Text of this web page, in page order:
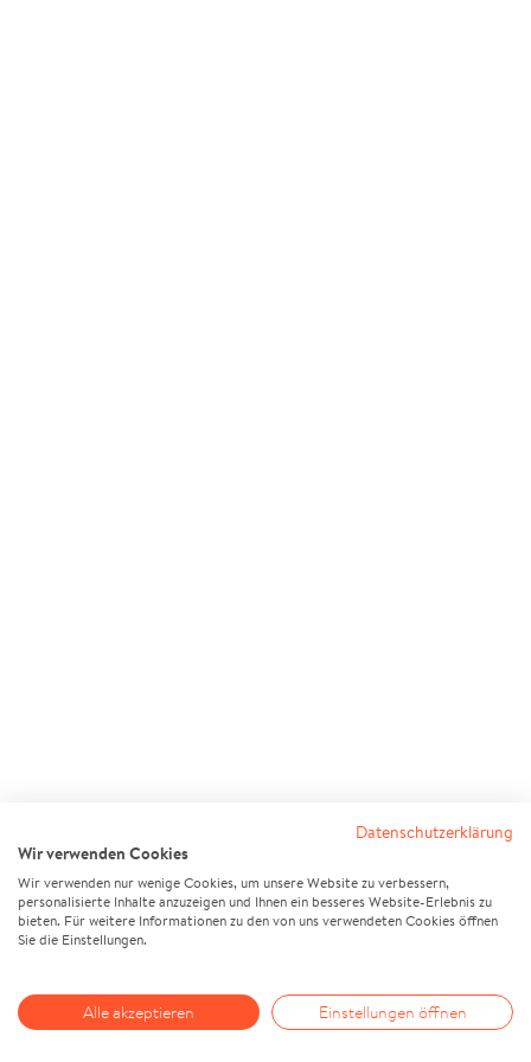
Datenschutzerklärung
Wir verwenden Cookies
Wir verwenden nur wenige Cookies, um unsere Website zu verbessern,
personalisierte Inhalte anzuzeigen und Ihnen ein besseres Website-Erlebnis zu
bieten. Für weitere Informationen zu den von uns verwendeten Cookies öffnen
Sie die Einstellungen.
Alle akzeptieren Einstellungen öffnen